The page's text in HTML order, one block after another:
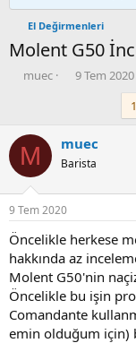
El Değirmenleri
Molent G50
K
y
u
a
ş
l
a
t
a
n
muec
B
a
n
g
t
a
i
h
i
9 Tem 2020
M muec
Barista
9 Tem 2020
Öncelikle herkese
hakkında az
Molent G50'nin
Öncelikle bu işin
Comandante
emin olduğum için)